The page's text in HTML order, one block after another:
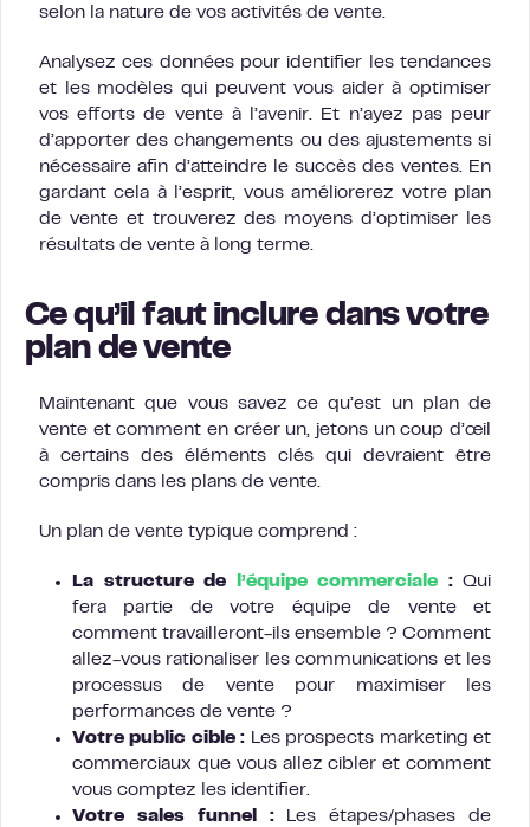
selon la nature de vos activités de vente.
Analysez ces données pour identifier les tendances
et les modèles qui peuvent vous aider à optimiser
vos efforts de vente à l’avenir. Et n’ayez pas peur
d’apporter des changements ou des ajustements si
nécessaire afin d’atteindre le succès des ventes. En
gardant cela à l’esprit, vous améliorerez votre plan
de vente et trouverez des moyens d’optimiser les
résultats de vente à long terme.
Ce qu’il faut inclure dans votre
plan de vente
Maintenant que vous savez ce qu’est un plan de
vente et comment en créer un, jetons un coup d’œil
à certains des éléments clés qui devraient être
compris dans les plans de vente.
Un plan de vente typique comprend :
La structure de l’équipe commerciale : Qui
fera partie de votre équipe de vente et
comment travailleront-ils ensemble ? Comment
allez-vous rationaliser les communications et les
processus de vente pour maximiser les
performances de vente ?
Votre public cible : Les prospects marketing et
commerciaux que vous allez cibler et comment
vous comptez les identifier.
Votre sales funnel :Les étapes/phases de